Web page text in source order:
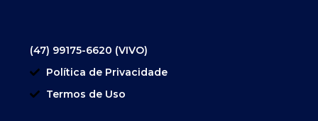
(47) 99175-6620 (VIVO)
Política de Privacidade
Termos de Uso